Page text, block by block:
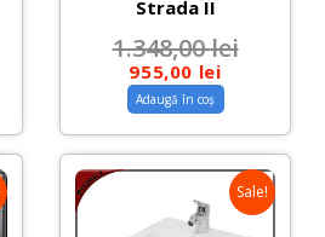
Strada II
1.348,00lei
955,00 lei
Adaugă în coș
Sale!